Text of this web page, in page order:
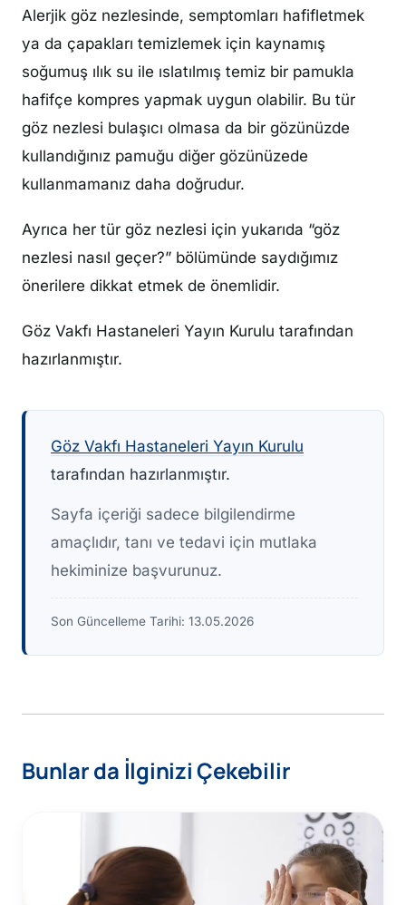
Alerjik göz nezlesinde, semptomları hafifletmek
ya da çapakları temizlemek için kaynamış
soğumuş ılık su ile ıslatılmış temiz bir pamukla
hafifçe kompres yapmak uygun olabilir. Bu tür
göz nezlesi bulaşıcı olmasa da bir gözünüzde
kullandığınız pamuğu diğer gözünüzede
kullanmamanız daha doğrudur.
Ayrıca her tür göz nezlesi için yukarıda “göz
nezlesi nasıl geçer?” bölümünde saydığımız
önerilere dikkat etmek de önemlidir.
Göz Vakfı Hastaneleri Yayın Kurulu tarafından
hazırlanmıştır.
Göz Vakfı Hastaneleri Yayın Kurulu
tarafından hazırlanmıştır.
Sayfa içeriği sadece bilgilendirme
amaçlıdır, tanı ve tedavi için mutlaka
hekiminize başvurunuz.
Son Güncelleme Tarihi: 13.05.2026
Bunlar da İlginizi Çekebilir